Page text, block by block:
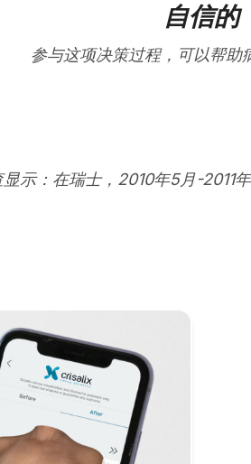
自信的
参与这项决策过程，可以帮助
示：在瑞士，2010年5月-2011